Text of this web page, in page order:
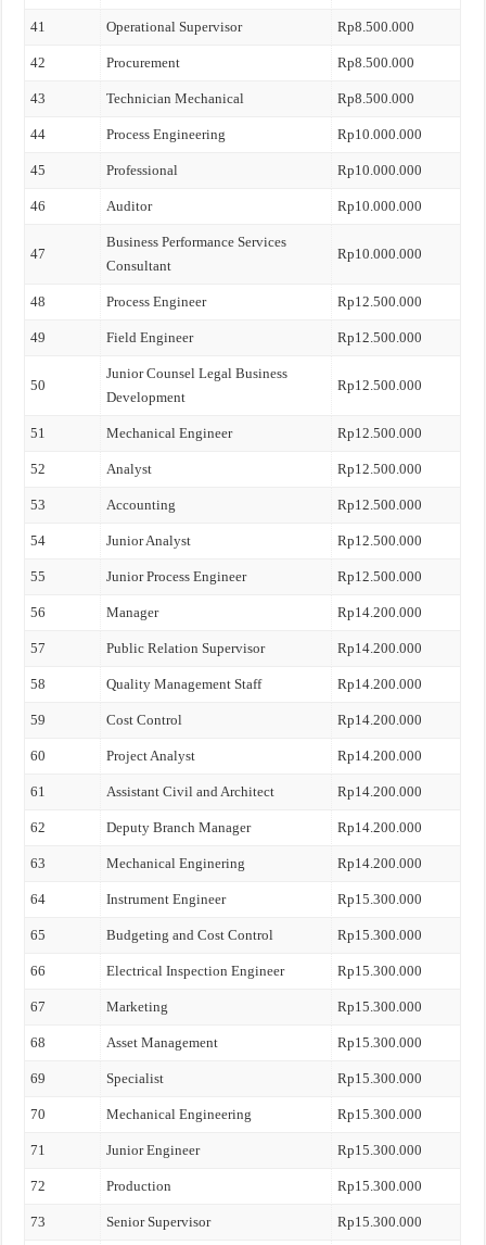
41 Operational Supervisor Rp8.500.000
42 Procurement Rp8.500.000
43 Technician Mechanical Rp8.500.000
44 Process Engineering Rp10.000.000
45 Professional Rp10.000.000
46 Auditor Rp10.000.000
47
Business Performance Services
Consultant
Rp10.000.000
48 Process Engineer Rp12.500.000
49 Field Engineer Rp12.500.000
50
Junior Counsel Legal Business
Development
Rp12.500.000
51 Mechanical Engineer Rp12.500.000
52 Analyst Rp12.500.000
53 Accounting Rp12.500.000
54 Junior Analyst Rp12.500.000
55 Junior Process Engineer Rp12.500.000
56 Manager Rp14.200.000
57 Public Relation Supervisor Rp14.200.000
58 Quality Management Staff Rp14.200.000
59 Cost Control Rp14.200.000
60 Project Analyst Rp14.200.000
61 Assistant Civil and Architect Rp14.200.000
62 Deputy Branch Manager Rp14.200.000
63 Mechanical Enginering Rp14.200.000
64 Instrument Engineer Rp15.300.000
65 Budgeting and Cost Control Rp15.300.000
66 Electrical Inspection Engineer Rp15.300.000
67 Marketing Rp15.300.000
68 Asset Management Rp15.300.000
69 Specialist Rp15.300.000
70 Mechanical Engineering Rp15.300.000
71 Junior Engineer Rp15.300.000
72 Production Rp15.300.000
73 Senior Supervisor Rp15.300.000